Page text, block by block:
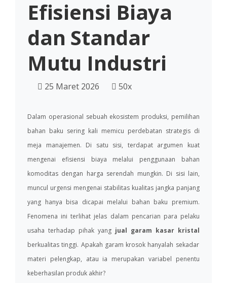
Efisiensi Biaya
dan Standar
Mutu Industri
25 Maret 2026 50x
Dalam operasional sebuah ekosistem produksi, pemilihan
bahan baku sering kali memicu perdebatan strategis di
meja manajemen. Di satu sisi, terdapat argumen kuat
mengenai efisiensi biaya melalui penggunaan bahan
komoditas dengan harga serendah mungkin. Di sisi lain,
muncul urgensi mengenai stabilitas kualitas jangka panjang
yang hanya bisa dicapai melalui bahan baku premium.
Fenomena ini terlihat jelas dalam pencarian para pelaku
usaha terhadap pihak yang jual garam kasar kristal
berkualitas tinggi. Apakah garam krosok hanyalah sekadar
materi pelengkap, atau ia merupakan variabel penentu
keberhasilan produk akhir?